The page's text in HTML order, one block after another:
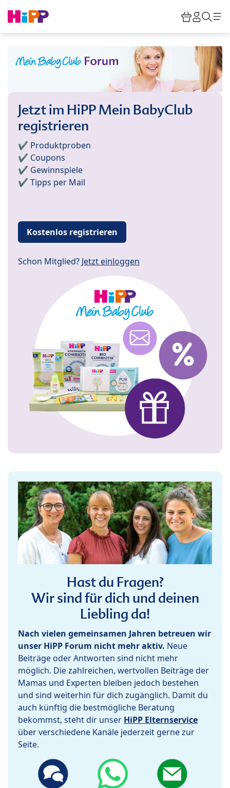
HiPP
Jetzt im HiPP Mein BabyClub
registrieren
✔️ Produktproben
✔️ Coupons
✔️ Gewinnspiele
✔️ Tipps per Mail
Kostenlos registrieren
Schon Mitglied? Jetzt einloggen
Hast du Fragen?
Wir sind für dich und deinen
Liebling da!
Nach vielen gemeinsamen Jahren betreuen wir
unser HiPP Forum nicht mehr aktiv. Neue
Beiträge oder Antworten sind nicht mehr
möglich. Die zahlreichen, wertvollen Beiträge der
Mamas und Experten bleiben jedoch bestehen
und sind weiterhin für dich zugänglich. Damit du
auch künftig die bestmögliche Beratung
bekommst, steht dir unser HiPP Elternservice
über verschiedene Kanäle jederzeit gerne zur
Seite.